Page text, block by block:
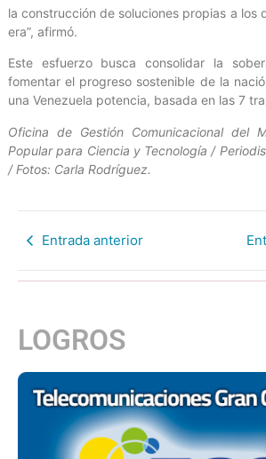
la construcción de soluciones propias a los
era”, afirmó.
Este esfuerzo busca consolidar la
fomentar el progreso sostenible de la
una Venezuela potencia, basada en las 7
Oficina de Gestión Comunicacional del
Popular para Ciencia y Tecnología /
/ Fotos: Carla Rodríguez.
Entrada anterior
LOGROS